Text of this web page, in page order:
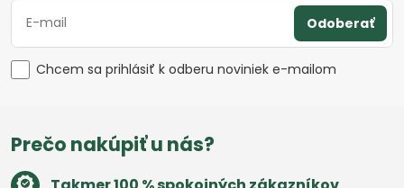
Odoberať
Chcem sa prihlásiť k odberu noviniek e-mailom
Prečo nakúpiť u nás?